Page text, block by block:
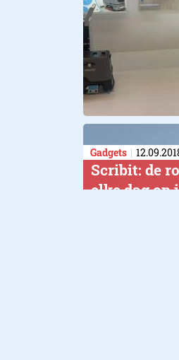
Gadgets
Scribit: de
elke dag op